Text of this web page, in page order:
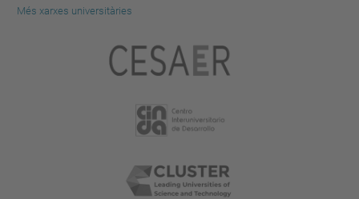
Més xarxes universitàries